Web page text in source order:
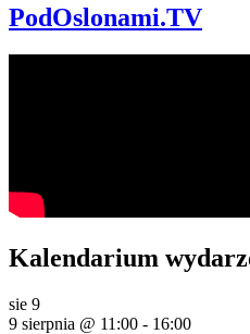
PodOslonami.TV
Kalendarium
sie 9
9 sierpnia @ 11:00 - 16:00